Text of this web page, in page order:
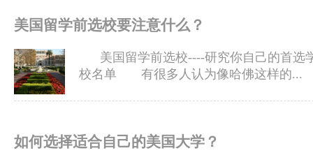
美国留学前选校要注意什么？
美国留学前选校----研究你自己的首选
校名单 有很多人认为像哈佛这样的...
如何选择适合自己的美国大学？